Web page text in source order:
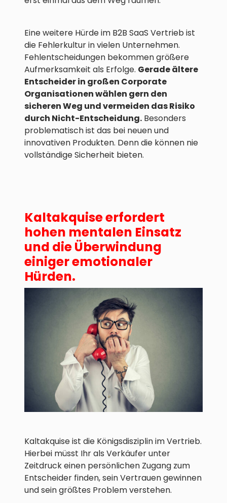
Eine weitere Hürde im B2B SaaS Vertrieb ist
die Fehlerkultur in vielen Unternehmen.
Fehlentscheidungen bekommen größere
Aufmerksamkeit als Erfolge. Gerade ältere
Entscheider in großen Corporate
Organisationen wählen gern den
sicheren Weg und vermeiden das Risiko
durch Nicht-Entscheidung. Besonders
problematisch ist das bei neuen und
innovativen Produkten. Denn die können nie
vollständige Sicherheit bieten.
Kaltakquise erfordert
hohen mentalen Einsatz
und die Überwindung
einiger emotionaler
Hürden.
Kaltakquise ist die Königsdisziplin im Vertrieb.
Hierbei müsst Ihr als Verkäufer unter
Zeitdruck einen persönlichen Zugang zum
Entscheider finden, sein Vertrauen gewinnen
und sein größtes Problem verstehen.